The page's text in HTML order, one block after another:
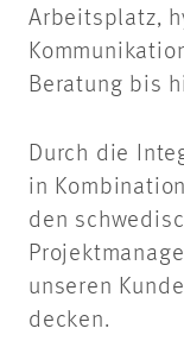
Arbeitsplatz,
Beratung bis
Durch die
in
den
unseren
decken.